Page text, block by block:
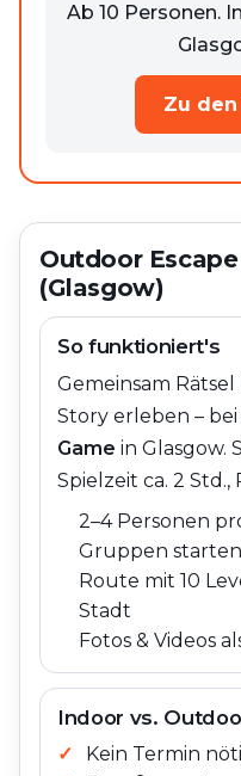
Ab 10 Personen.
Zu
Outdoor
(Glasgow)
So funktioniert's
Gemeinsam
Story erleben – bei
Game in Glasgow.
Spielzeit ca. 2 Std.,
2–4 Personen
Gruppen
Route mit 10
Stadt
Fotos & Videos
Indoor vs.
Kein Termin